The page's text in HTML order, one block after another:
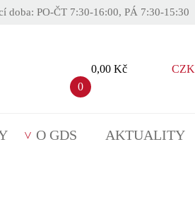
doba: PO-ČT 7:30-16:00, PÁ 7:30-15:30
0
0,00 Kč CZK
O GDS AKTUALITY